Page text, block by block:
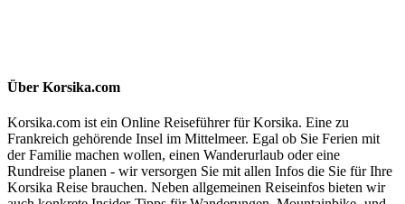
Über Korsika.com
Korsika.com ist ein Online Reiseführer für Korsika. Eine zu
Frankreich gehörende Insel im Mittelmeer. Egal ob Sie Ferien mit
der Familie machen wollen, einen Wanderurlaub oder eine
Rundreise planen - wir versorgen Sie mit allen Infos die Sie für Ihre
Korsika Reise brauchen. Neben allgemeinen Reiseinfos bieten wir